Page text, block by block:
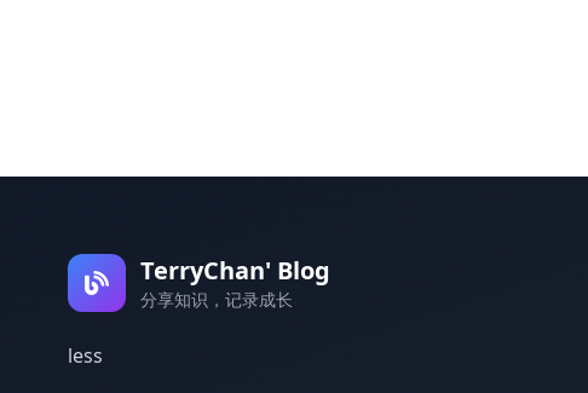
TerryChan' Blog
分享知识，记录成长
less